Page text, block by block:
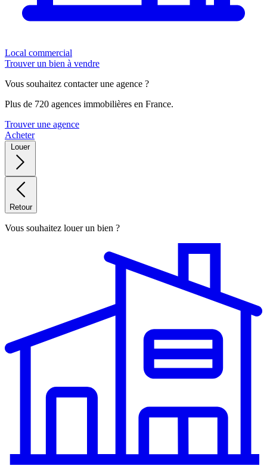
Local commercial
Trouver un bien à vendre
Vous souhaitez contacter une agence ?
Plus de 720 agences immobilières en France.
Trouver une agence
Acheter
Louer
Retour
Vous souhaitez louer un bien ?